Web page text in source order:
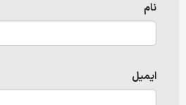
نام
ایمیل